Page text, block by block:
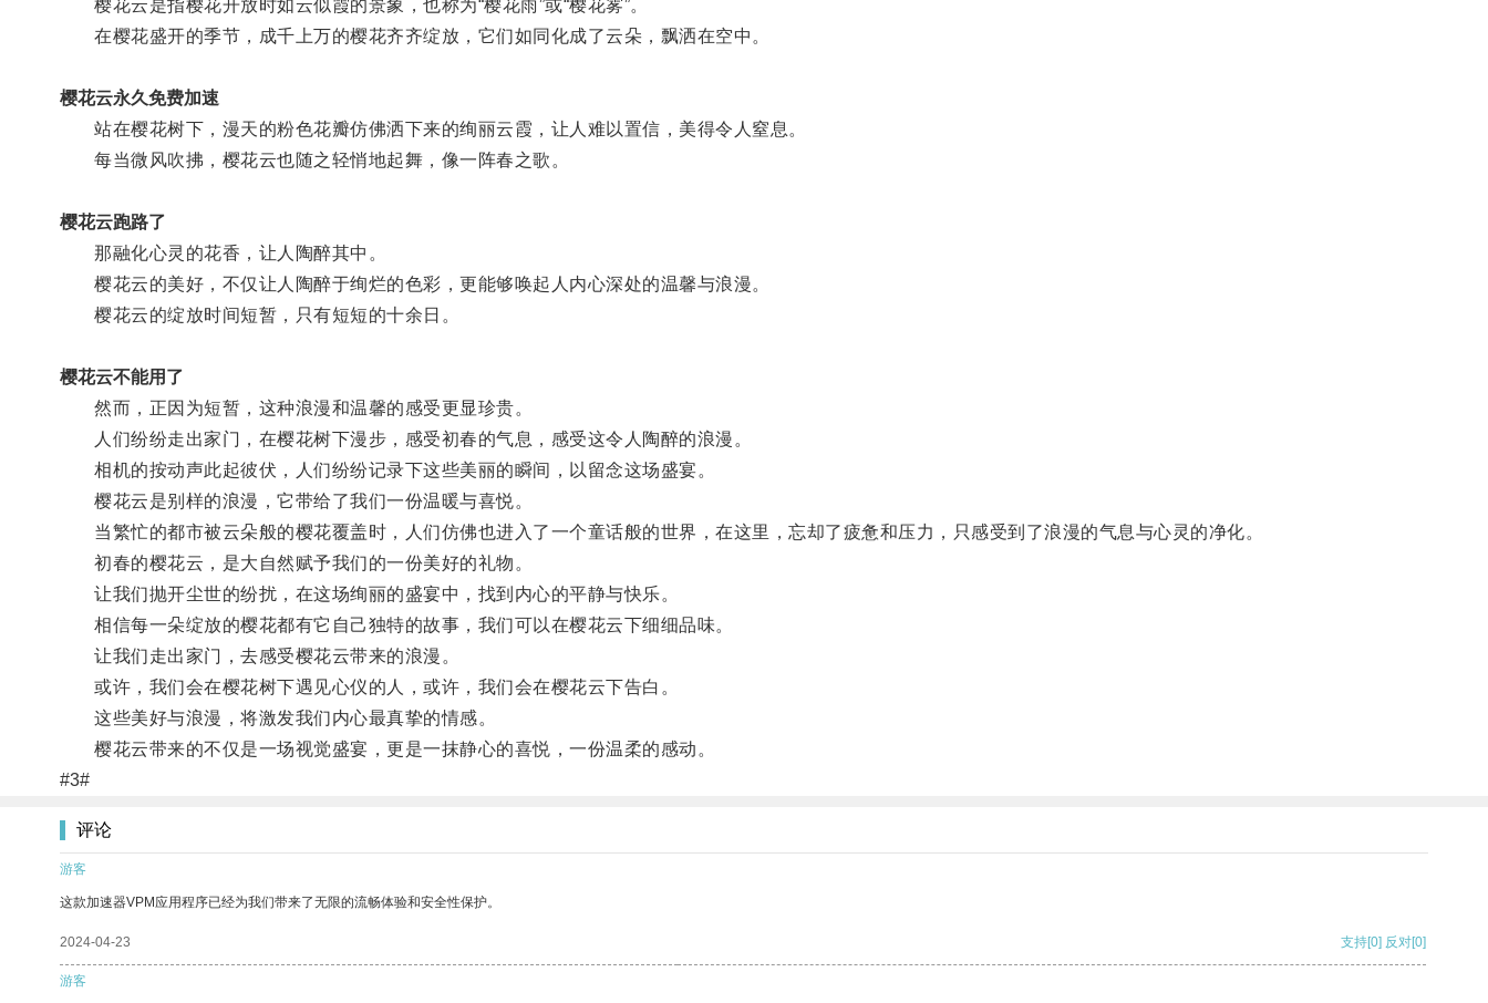
樱花云是指樱花开放时如云似霞的景象，也称为“樱花雨”或“樱花雾”。
在樱花盛开的季节，成千上万的樱花齐齐绽放，它们如同化成了云朵，飘洒在空中。
樱花云永久免费加速
站在樱花树下，漫天的粉色花瓣仿佛洒下来的绚丽云霞，让人难以置信，美得令人窒息。
每当微风吹拂，樱花云也随之轻悄地起舞，像一阵春之歌。
樱花云跑路了
那融化心灵的花香，让人陶醉其中。
樱花云的美好，不仅让人陶醉于绚烂的色彩，更能够唤起人内心深处的温馨与浪漫。
樱花云的绽放时间短暂，只有短短的十余日。
樱花云不能用了
然而，正因为短暂，这种浪漫和温馨的感受更显珍贵。
人们纷纷走出家门，在樱花树下漫步，感受初春的气息，感受这令人陶醉的浪漫。
相机的按动声此起彼伏，人们纷纷记录下这些美丽的瞬间，以留念这场盛宴。
樱花云是别样的浪漫，它带给了我们一份温暖与喜悦。
当繁忙的都市被云朵般的樱花覆盖时，人们仿佛也进入了一个童话般的世界，在这里，忘却了疲惫和压力，只感受到了浪漫的气息与心灵的净化。
初春的樱花云，是大自然赋予我们的一份美好的礼物。
让我们抛开尘世的纷扰，在这场绚丽的盛宴中，找到内心的平静与快乐。
相信每一朵绽放的樱花都有它自己独特的故事，我们可以在樱花云下细细品味。
让我们走出家门，去感受樱花云带来的浪漫。
或许，我们会在樱花树下遇见心仪的人，或许，我们会在樱花云下告白。
这些美好与浪漫，将激发我们内心最真挚的情感。
樱花云带来的不仅是一场视觉盛宴，更是一抹静心的喜悦，一份温柔的感动。
#3#
评论
游客
这款加速器VPM应用程序已经为我们带来了无限的流畅体验和安全性保护。
2024-04-23 支持[0] 反对[0]
游客